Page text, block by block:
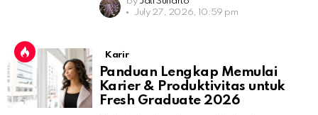
July 27, 2026, 10:59 pm
Karir
Panduan Lengkap Memulai
Karier & Produktivitas untuk
Fresh Graduate 2026